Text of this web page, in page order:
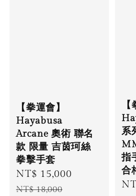
【拳運會】
Hayabusa
Arcane 奧術 聯名
款 限量 吉茵珂絲
拳擊手套
Sale
price
NT$ 15,000
NT$ 18,000
系
指
合